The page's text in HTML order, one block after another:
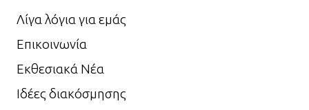
Λίγα λόγια για εμάς
Επικοινωνία
Εκθεσιακά Νέα
Ιδέες διακόσμησης